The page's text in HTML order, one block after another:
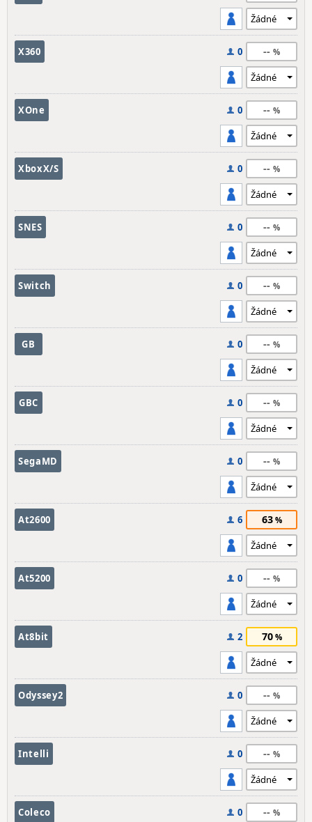
X360 0 --
XOne 0 --
XboxX/S 0 --
SNES 0 --
Switch 0 --
GB 0 --
GBC 0 --
SegaMD 0 --
At2600 6 63
At5200 0 --
At8bit 2 70
Odyssey2 0 --
Intelli 0 --
Coleco 0 --